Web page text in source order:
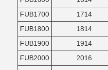
FUB1700 1714
FUB1800
1814
FUB1900
1914
FUB2000
2016